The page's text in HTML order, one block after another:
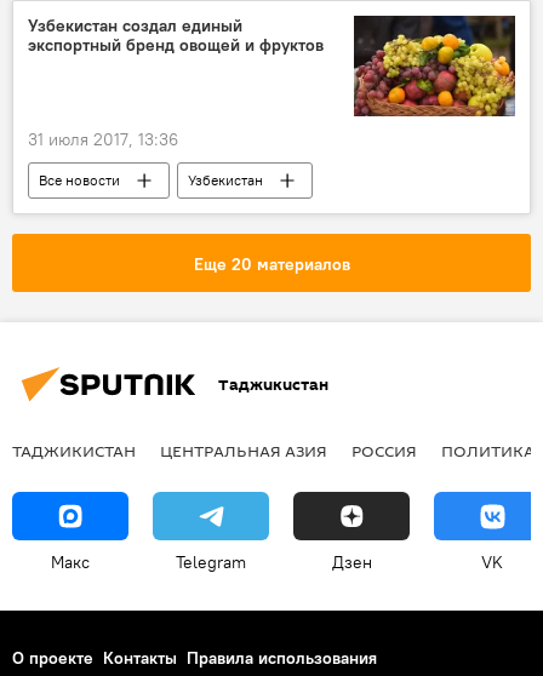
Мэр Душанбе и председатель парламента Рустам Эмомали
Новости Душанбе
Транспорт
Узбекистан создал единый
экспортный бренд овощей и фруктов
31 июля 2017, 13:36
Все новости
Узбекистан
овощи и фрукты
Центральная Азия
Еще 20 материалов
Таджикистан
ТАДЖИКИСТАН ЦЕНТРАЛЬНАЯ АЗИЯ РОССИЯ ПОЛИТИКА
Макс Telegram Дзен VK
О проекте Контакты Правила использования